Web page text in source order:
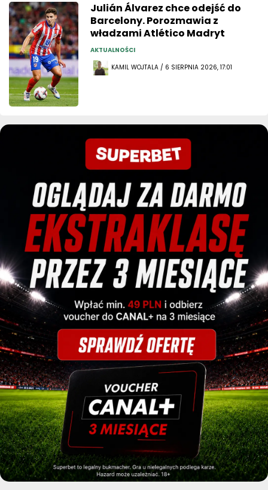
Julián Álvarez chce odejść do
Barcelony. Porozmawia z
władzami Atlético Madryt
AKTUALNOŚCI
KAMIL WOJTALA / 6 SIERPNIA 2026, 17:01